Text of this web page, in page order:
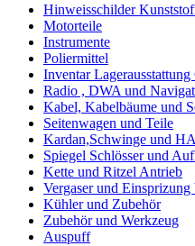
Hinweisschilder
Motorteile
Instrumente
Poliermittel
Inventar Lagerausstattung
Radio , DWA und
Kabel, Kabelbäume und
Seitenwagen und Teile
Kardan,Schwinge und
Spiegel Schlösser und
Kette und Ritzel Antrieb
Vergaser und Einsprizung
Kühler und Zubehör
Zubehör und Werkzeug
Auspuff